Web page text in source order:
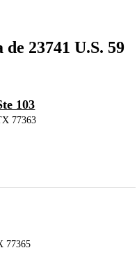
23741 U.S. 59
103
77363
77365